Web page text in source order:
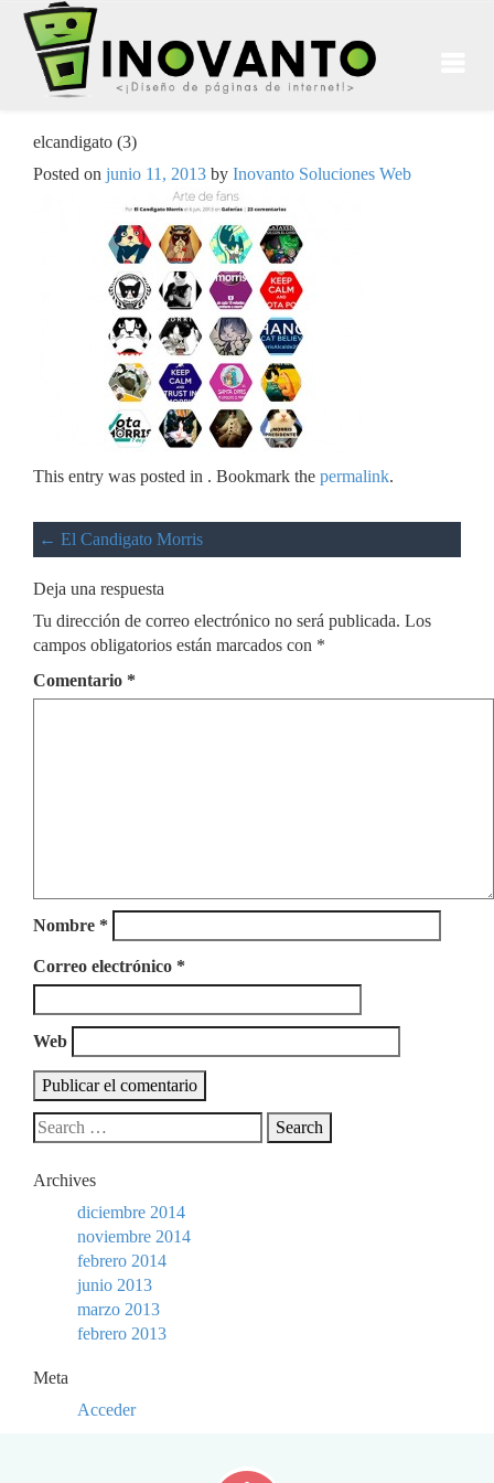
elcandigato (3)
Posted on junio 11, 2013 by Inovanto Soluciones Web
This entry was posted in . Bookmark the permalink.
← El Candigato Morris
Deja una respuesta
Tu dirección de correo electrónico no será publicada. Los
campos obligatorios están marcados con *
Comentario *
Nombre *
Correo electrónico *
Web
Archives
diciembre 2014
noviembre 2014
febrero 2014
junio 2013
marzo 2013
febrero 2013
Meta
Acceder